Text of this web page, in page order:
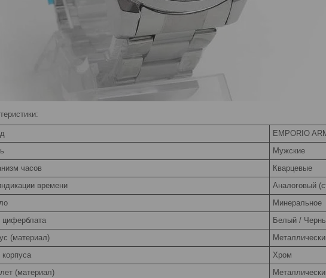
EMPORIO
Мужские
часов
Кварцевые
времени
Аналоговый
Минеральное
циферблата
Белый /
(материал)
корпуса
Хром
(материал)